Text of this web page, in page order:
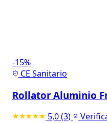
-15%
CE Sanitario
Rollator Aluminio
5,0(3)